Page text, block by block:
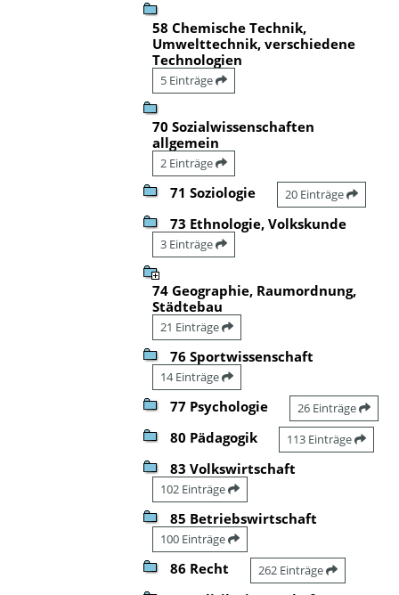
58 Chemische Technik,
Umwelttechnik, verschiedene
Technologien
5 Einträge
70 Sozialwissenschaften
allgemein
2 Einträge
71 Soziologie 20 Einträge
73 Ethnologie, Volkskunde
3 Einträge
74 Geographie, Raumordnung,
Städtebau
21 Einträge
76 Sportwissenschaft
14 Einträge
77 Psychologie 26 Einträge
80 Pädagogik 113 Einträge
83 Volkswirtschaft
102 Einträge
85 Betriebswirtschaft
100 Einträge
86 Recht 262 Einträge